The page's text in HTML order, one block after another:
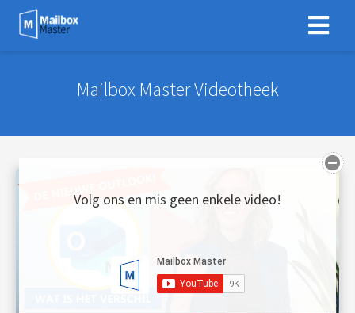
Mailbox Master Videotheek
Volg ons en mis geen enkele video!